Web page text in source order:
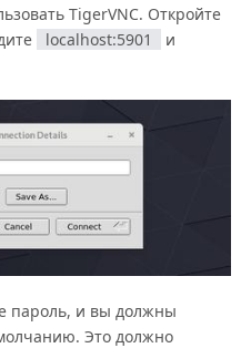
TigerVNC. Откройте
localhost:5901
и
пароль, и вы должны
Это должно